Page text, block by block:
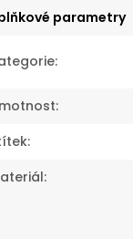
parametry
:
:
:
: